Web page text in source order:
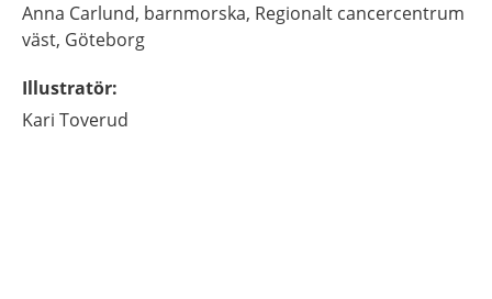
Anna Carlund, barnmorska, Regionalt cancercentrum
väst, Göteborg
Illustratör:
Kari Toverud